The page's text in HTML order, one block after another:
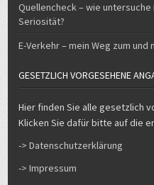
Quellencheck – wie
Seriosität?
E-Verkehr – mein Weg zum
GESETZLICH VORGESEHENE
Hier finden Sie alle gesetzlich
Klicken Sie dafür bitte auf die
-> Datenschutzerklärung
-> Impressum